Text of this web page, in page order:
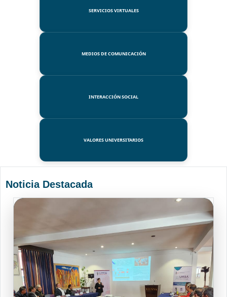
SERVICIOS VIRTUALES
MEDIOS DE COMUNICACIÓN
INTERACCIÓN SOCIAL
VALORES UNIVERSITARIOS
Noticia Destacada